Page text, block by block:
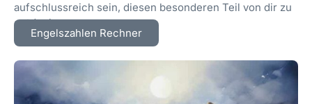
aufschlussreich sein, diesen besonderen Teil von dir zu
entdecken.
Engelszahlen Rechner